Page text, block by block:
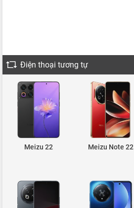
Điện thoại tương tự
Meizu 22 Meizu Note 22